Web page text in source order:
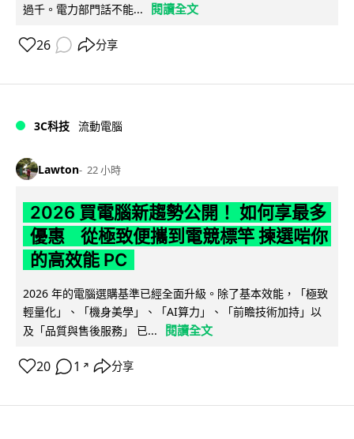
過千。電力部門話不能...
閱讀全文
26 分享
3C科技 流動電腦
Lawton 22 小時
2026 買電腦新趨勢公開！ 如何享最多
優惠 從極致便攜到電競標竿 揀選啱你
的高效能 PC
2026 年的電腦選購基準已經全面升級。除了基本效能，「極致
輕量化」、「機身美學」、「AI算力」、「前瞻技術加持」以
及「品質與售後服務」 已...
閱讀全文
20 1 ↗ 分享